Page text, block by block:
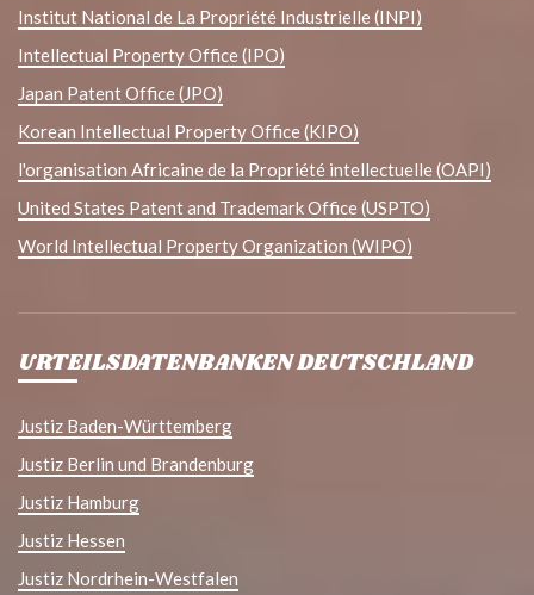
Institut National de La Propriété Industrielle (INPI)
Intellectual Property Office (IPO)
Japan Patent Office (JPO)
Korean Intellectual Property Office (KIPO)
l'organisation Africaine de la Propriété intellectuelle (OAPI)
United States Patent and Trademark Office (USPTO)
World Intellectual Property Organization (WIPO)
URTEILSDATENBANKEN DEUTSCHLAND
Justiz Baden-Württemberg
Justiz Berlin und Brandenburg
Justiz Hamburg
Justiz Hessen
Justiz Nordrhein-Westfalen